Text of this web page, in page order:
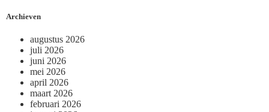
Archieven
augustus 2026
juli 2026
juni 2026
mei 2026
april 2026
maart 2026
februari 2026